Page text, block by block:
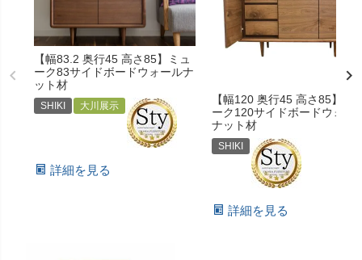
【幅83.2 奥行45 高さ85】ミュ
ーク83サイドボードウォールナ
ット材
SHIKI 大川展示
詳細を見る
【幅120 奥行45 高さ85】ミ
ーク120サイドボードウォー
ナット材
SHIKI
詳細を見る